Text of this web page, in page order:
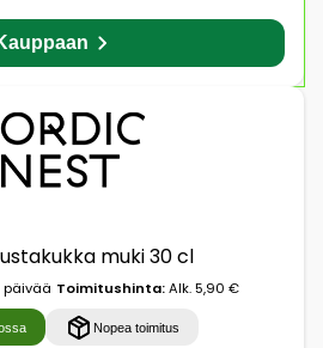
muki 30 cl
Toimitushinta:Alk. 5,90 €
Nopea toimitus